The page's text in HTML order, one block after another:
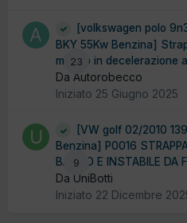
23
[volkswagen polo
BKY 55Kw Benzina]
minimo in decelerazione
Da Autorobecco
Iniziato 25 Giugno 2025
9
[VW golf 02/2010
Benzina] P0016
BASSO E INSTABILE DA
Da UniBotti
Iniziato 22 Dicembre